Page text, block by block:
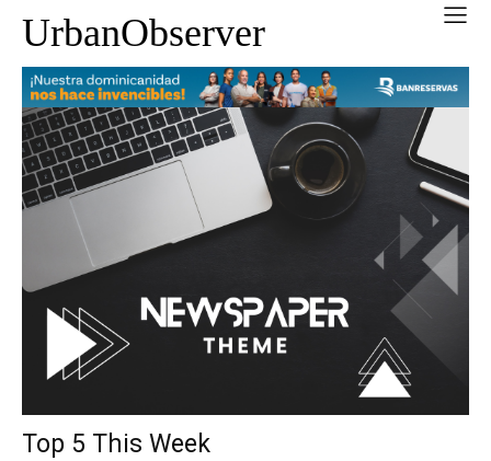
UrbanObserver
Top 5 This Week